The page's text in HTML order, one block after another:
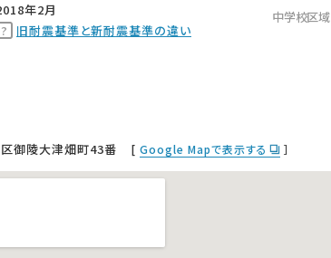
年2月
旧耐震基準と新耐震基準の違い
中学校区域
御陵大津畑町43番 [ Google Mapで表示する ］